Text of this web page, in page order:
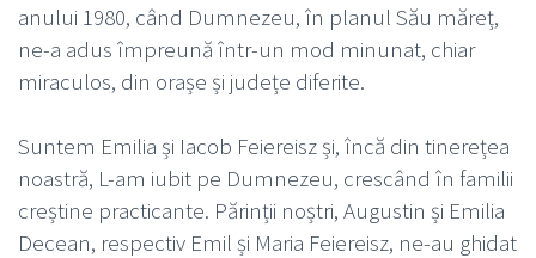
anului 1980, când Dumnezeu, în planul Său măreț,
ne-a adus împreună într-un mod minunat, chiar
miraculos, din orașe și județe diferite.
Suntem Emilia și Iacob Feiereisz și, încă din tinerețea
noastră, L-am iubit pe Dumnezeu, crescând în familii
creștine practicante. Părinții noștri, Augustin și Emilia
Decean, respectiv Emil și Maria Feiereisz, ne-au ghidat